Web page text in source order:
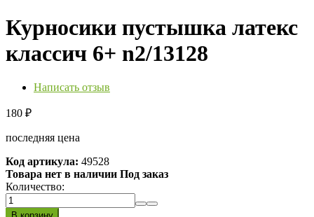
Курносики пустышка латекс
классич 6+ n2/13128
Написать отзыв
180 ₽
последняя цена
Код артикула: 49528
Товара нет в наличии Под заказ
Количество: